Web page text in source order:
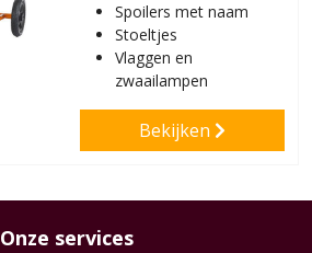
Spoilers met naam
Stoeltjes
Vlaggen en
zwaailampen
Bekijken
Onze services